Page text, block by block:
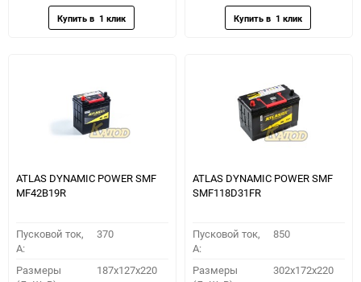
ATLAS DYNAMIC POWER SMF
MF42B19R
Пусковой ток,
A:
370
Размеры
187x127x220
ATLAS DYNAMIC POWER SMF
SMF118D31FR
Пусковой ток,
A:
850
Размеры
302x172x220